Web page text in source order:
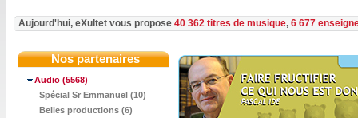
Aujourd'hui, eXultet vous propose 40 362 titres de musique, 6 677
Nos partenaires
Audio (5568)
Spécial Sr Emmanuel (10)
Belles productions (6)